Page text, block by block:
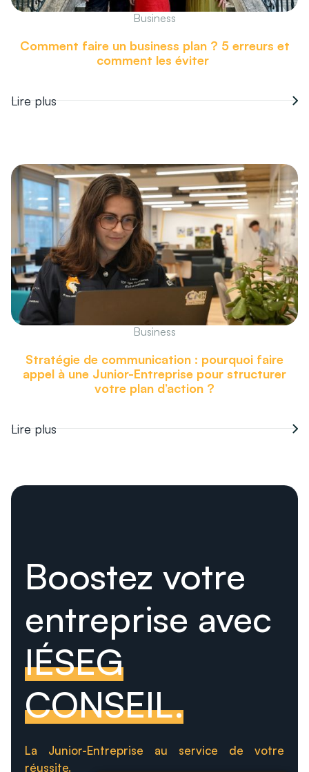
Business
Comment faire un business plan ? 5 erreurs et
comment les éviter
Lire plus
Business
Stratégie de communication : pourquoi faire
appel à une Junior-Entreprise pour structurer
votre plan d’action ?
Lire plus
Boostez votre
entreprise avec
IÉSEG
CONSEIL.
La Junior-Entreprise au service de votre
réussite.